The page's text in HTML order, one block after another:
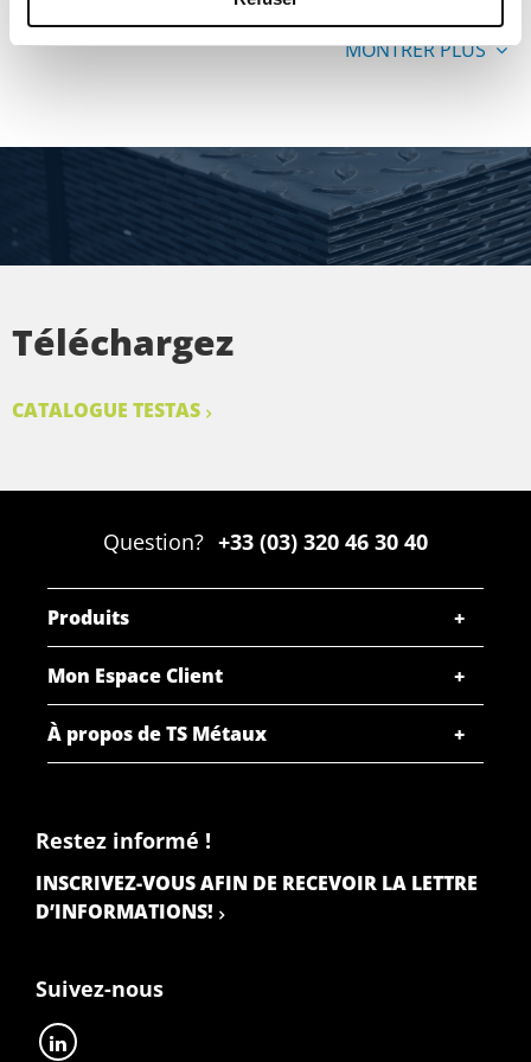
MONTRER PLUS
Téléchargez
CATALOGUE TESTAS
Question? +33 (03) 320 46 30 40
Produits
Mon Espace Client
À propos de TS Métaux
Restez informé !
INSCRIVEZ-VOUS AFIN DE RECEVOIR LA LETTRE
D’INFORMATIONS!
Suivez-nous